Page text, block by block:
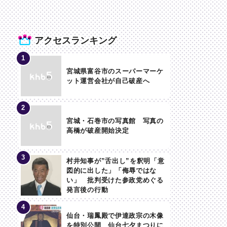
アクセスランキング
宮城県富谷市のスーパーマーケ
ット運営会社が自己破産へ
宮城・石巻市の写真館 写真の
高橋が破産開始決定
村井知事が”舌出し”を釈明「意
図的に出した」「侮辱ではな
い」 批判受けた参政党めぐる
発言後の行動
仙台・瑞鳳殿で伊達政宗の木像
を特別公開 仙台七夕まつりに